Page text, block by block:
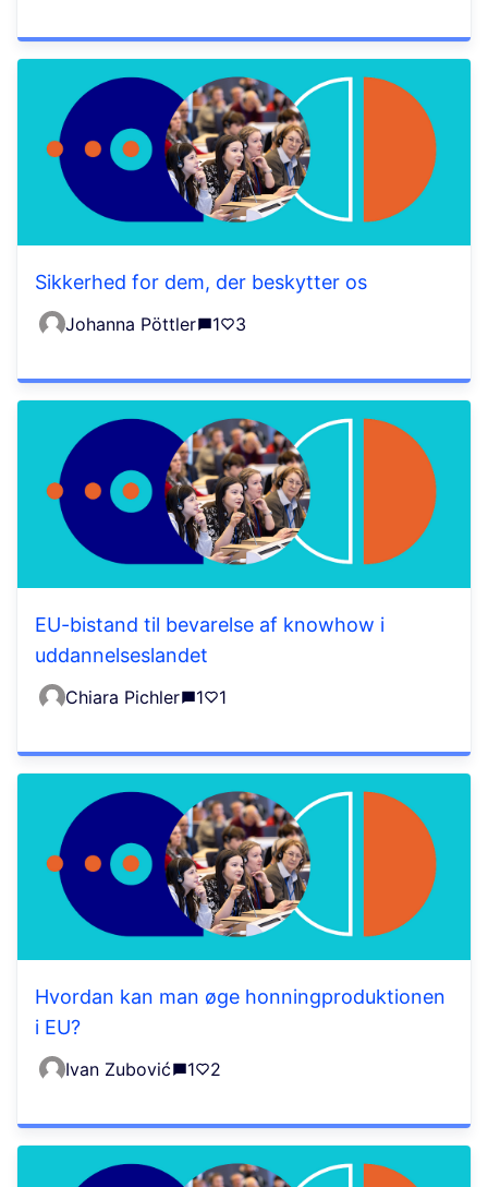
Sikkerhed for dem, der beskytter os
Johanna Pöttler 1 3
EU-bistand til bevarelse af knowhow i
uddannelseslandet
Chiara Pichler 1 1
Hvordan kan man øge honningproduktionen
i EU?
Ivan Zubović 1 2